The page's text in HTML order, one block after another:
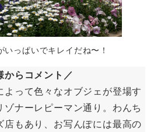
いっぱいでキレイだね〜！
からコメント／
よって色々なオブジェが登場す
ゾナーレピーマン通り。わんち
店もあり、お写んぽには最高の